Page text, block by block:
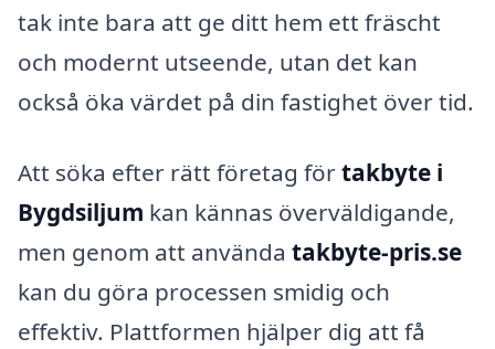
tak inte bara att ge ditt hem ett fräscht
och modernt utseende, utan det kan
också öka värdet på din fastighet över tid.
Att söka efter rätt företag förtakbyte i
Bygdsiljum kan kännas överväldigande,
men genom att använda takbyte-pris.se
kan du göra processen smidig och
effektiv. Plattformen hjälper dig att få